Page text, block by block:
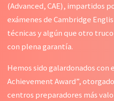
(Advanced, CAE), impartidos
exámenes de Cambridge
técnicas y algún que otro
con plena garantía.
Hemos sido galardonados con
Achievement Award”,
centros preparadores más